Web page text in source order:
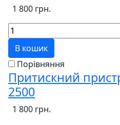
1 800 грн.
В кошик
Порівняння
Притискний
2500
1 800 грн.